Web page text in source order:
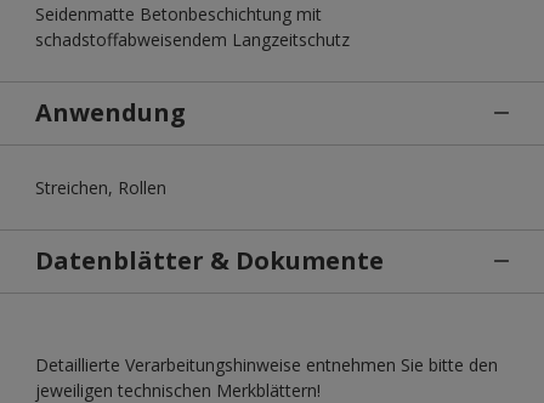
Seidenmatte Betonbeschichtung mit
schadstoffabweisendem Langzeitschutz
Anwendung
Streichen, Rollen
Datenblätter & Dokumente
Detaillierte Verarbeitungshinweise entnehmen Sie bitte den
jeweiligen technischen Merkblättern!